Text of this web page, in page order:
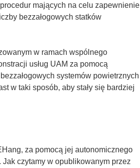
mających na celu zapewnienie
bezzałogowych statków
w ramach wspólnego
usług UAM za pomocą
systemów powietrznych
w taki sposób, aby stały się bardziej
za pomocą jej autonomicznego
czytamy w opublikowanym przez